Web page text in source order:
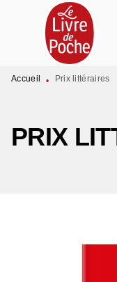
MENU
PIED DE PAGE
Accueil • Prix littéraires
PRIX